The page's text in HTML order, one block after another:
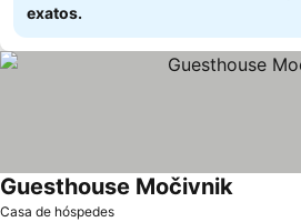
exatos.
Casa de hóspedes
Guesthouse Močivnik